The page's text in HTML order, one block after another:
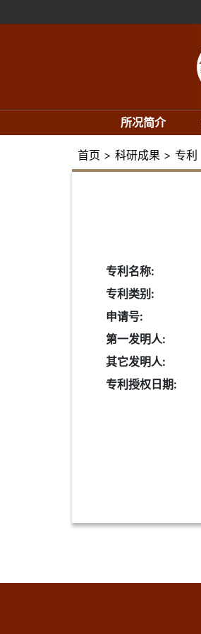
所况简介
首页 > 科研成果 > 专利
专利名称:
专利类别:
申请号:
第一发明人:
其它发明人:
专利授权日期: